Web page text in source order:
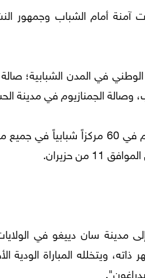
آمنة أمام الشباب وجمهور
في المدن الشبابية؛
وصالة الجمنازيوم في مدينة
فيما ستبث جميع مباريات كأس العالم
حزيران.
مدينة سان دييغو في
يمتد حتى 10 من الشهر ذاته، ويتخلله